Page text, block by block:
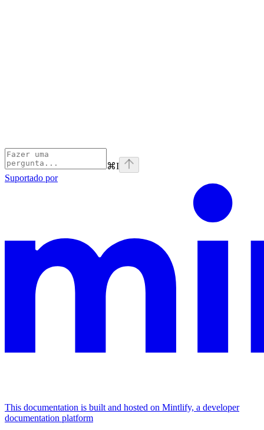
⌘I
Suportado por
This documentation is built and hosted on Mintlify, a developer
documentation platform